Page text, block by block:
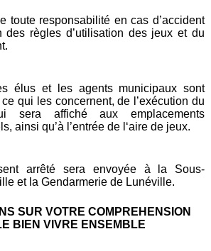
toute responsabilité en cas d’accident
des règles d’utilisation des jeux et du
élus et les agents municipaux sont
qui les concernent, de l’exécution du
sera affiché aux emplacements
ainsi qu’à l’entrée de l‘aire de jeux.
arrêté sera envoyée à la Sous-
et la Gendarmerie de Lunéville.
SUR VOTRE COMPREHENSION
BIEN VIVRE ENSEMBLE